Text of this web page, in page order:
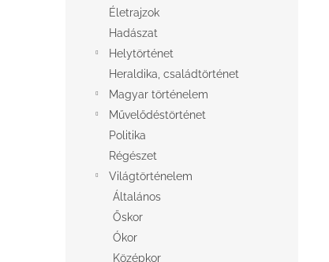
Életrajzok
Hadászat
Helytörténet
Heraldika, családtörténet
Magyar történelem
Művelődéstörténet
Politika
Régészet
Világtörténelem
Általános
Őskor
Ókor
Középkor